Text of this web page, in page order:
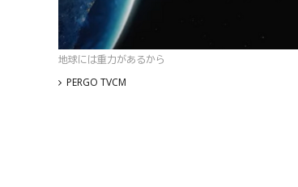
地球には重力があるから
PERGO TVCM